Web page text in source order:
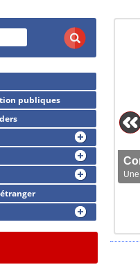
publiques